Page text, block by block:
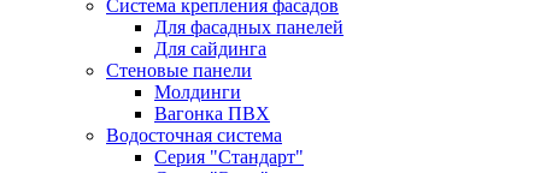
Система крепления фасадов
Для фасадных панелей
Для сайдинга
Стеновые панели
Молдинги
Вагонка ПВХ
Водосточная система
Серия "Стандарт"